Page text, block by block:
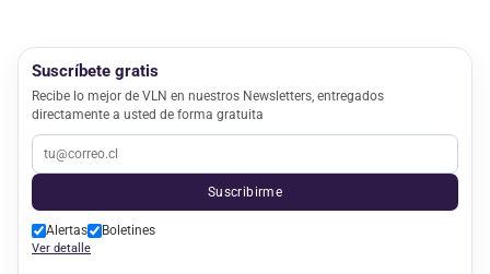
Suscríbete gratis
Recibe lo mejor de VLN en nuestros Newsletters, entregados
directamente a usted de forma gratuita
Suscribirme
Alertas Boletines
Ver detalle